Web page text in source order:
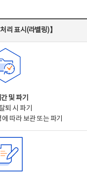
리 표시(라벨링)】
및 파기
퇴 시 파기
따라 보관 또는 파기